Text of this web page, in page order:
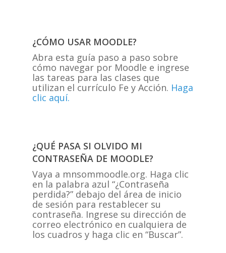
¿CÓMO USAR MOODLE?
Abra esta guía paso a paso sobre
cómo navegar por Moodle e ingrese
las tareas para las clases que
utilizan el currículo Fe y Acción. Haga
clic aquí.
¿QUÉ PASA SI OLVIDO MI
CONTRASEÑA DE MOODLE?
Vaya a mnsommoodle.org. Haga clic
en la palabra azul “¿Contraseña
perdida?” debajo del área de inicio
de sesión para restablecer su
contraseña. Ingrese su dirección de
correo electrónico en cualquiera de
los cuadros y haga clic en “Buscar”.